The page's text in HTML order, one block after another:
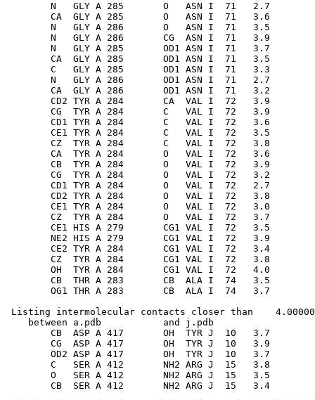
N   GLY A 285       O   ASN I  71   2.7
CA  GLY A 285       O   ASN I  71   3.6
N   GLY A 286       O   ASN I  71   3.5
N   GLY A 286       CG  ASN I  71   3.9
N   GLY A 285       OD1 ASN I  71   3.7
CA  GLY A 285       OD1 ASN I  71   3.5
C   GLY A 285       OD1 ASN I  71   3.3
N   GLY A 286       OD1 ASN I  71   2.7
CA  GLY A 286       OD1 ASN I  71   3.2
CD2 TYR A 284       CA  VAL I  72   3.9
CG  TYR A 284       C   VAL I  72   3.9
CD1 TYR A 284       C   VAL I  72   3.6
CE1 TYR A 284       C   VAL I  72   3.5
CZ  TYR A 284       C   VAL I  72   3.8
CA  TYR A 284       O   VAL I  72   3.6
CB  TYR A 284       O   VAL I  72   3.9
CG  TYR A 284       O   VAL I  72   3.2
CD1 TYR A 284       O   VAL I  72   2.7
CD2 TYR A 284       O   VAL I  72   3.8
CE1 TYR A 284       O   VAL I  72   3.0
CZ  TYR A 284       O   VAL I  72   3.7
CE1 HIS A 279       CG1 VAL I  72   3.5
NE2 HIS A 279       CG1 VAL I  72   3.9
CE2 TYR A 284       CG1 VAL I  72   3.4
CZ  TYR A 284       CG1 VAL I  72   3.8
OH  TYR A 284       CG1 VAL I  72   4.0
CB  THR A 283       CB  ALA I  74   3.5
Listing intermolecular contacts closer than
between a.pdb           and j.pdb
CB  ASP A 417       OH  TYR J  10   3.7
CG  ASP A 417       OH  TYR J  10   3.9
OD2 ASP A 417       OH  TYR J  10   3.7
C   SER A 412       NH2 ARG J  15   3.8
O   SER A 412       NH2 ARG J  15   3.5